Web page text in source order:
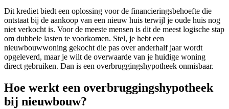
Dit krediet biedt een oplossing voor de financieringsbehoefte die
ontstaat bij de aankoop van een nieuw huis terwijl je oude huis nog
niet verkocht is. Voor de meeste mensen is dit de meest logische stap
om dubbele lasten te voorkomen. Stel, je hebt een
nieuwbouwwoning gekocht die pas over anderhalf jaar wordt
opgeleverd, maar je wilt de overwaarde van je huidige woning
direct gebruiken. Dan is een overbruggingshypotheek onmisbaar.
Hoe werkt een overbruggingshypotheek
bij nieuwbouw?